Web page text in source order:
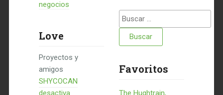
negocios
Love
Proyectos y
amigos
SHYCOCAN
desactiva
Buscar:
Favoritos
The Hughtrain,